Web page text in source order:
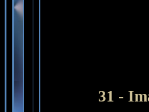
31 -